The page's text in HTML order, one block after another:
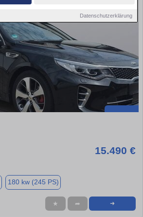
Datenschutzerklärung
15.490 €
180 kw (245 PS)
★ ➦ ➜